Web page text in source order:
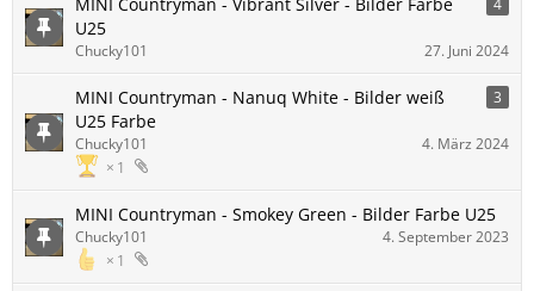
U25
4
Chucky101 27. Juni 2024
MINI Countryman - Nanuq White - Bilder weiß
U25 Farbe
3
1
Chucky101 4. März 2024
MINI Countryman - Smokey Green - Bilder Farbe U25
1
Chucky101 4. September 2023